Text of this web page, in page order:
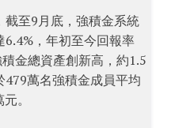
截至9月底，強積金系統
6.4%，年初至今回報率
金總資產創新高，約1.5
479萬名強積金成員平均
。